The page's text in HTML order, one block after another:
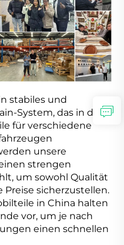
stabiles und
System, das in der
für verschiedene
unsere
strengen
um sowohl Qualität
sicherzustellen.
in China halten
vor, um je nach
einen schnellen